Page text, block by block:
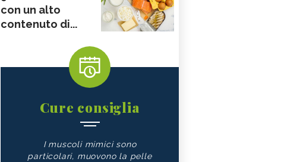
con un alto
contenuto di...
Cure consiglia
I muscoli mimici sono
particolari, muovono la pelle